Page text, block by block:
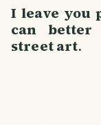
I leave you
can better
street art.